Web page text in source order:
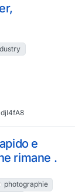
e
rimane .
photographie